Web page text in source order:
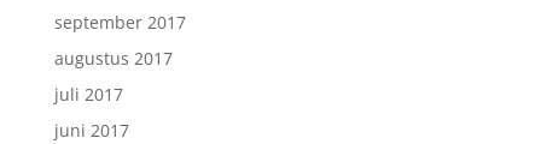
september 2017
augustus 2017
juli 2017
juni 2017